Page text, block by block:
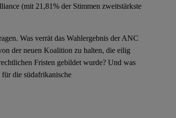
(mit 21,81% der Stimmen zweitstärkste
Was verrät das Wahlergebnis der ANC
der neuen Koalition zu halten, die eilig
Fristen gebildet wurde? Und was
die südafrikanische